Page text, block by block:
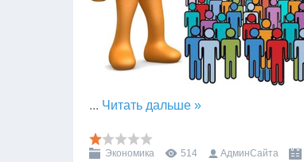
... Читать дальше »
Экономика 514 АдминСайта